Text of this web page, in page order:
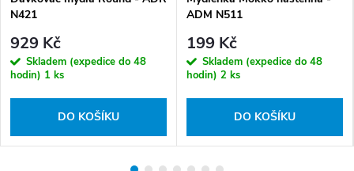
N421
929 Kč
Skladem (expedice do 48
hodin) 1 ks
DO KOŠÍKU
ADM N511
199 Kč
Skladem (expedice do 48
hodin) 2 ks
DO KOŠÍKU